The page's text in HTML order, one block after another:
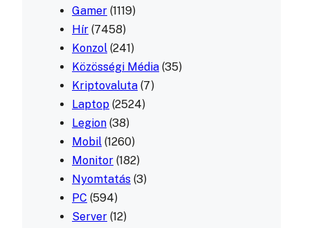
Gamer (1119)
Hír (7458)
Konzol (241)
Közösségi Média (35)
Kriptovaluta (7)
Laptop (2524)
Legion (38)
Mobil (1260)
Monitor (182)
Nyomtatás (3)
PC (594)
Server (12)